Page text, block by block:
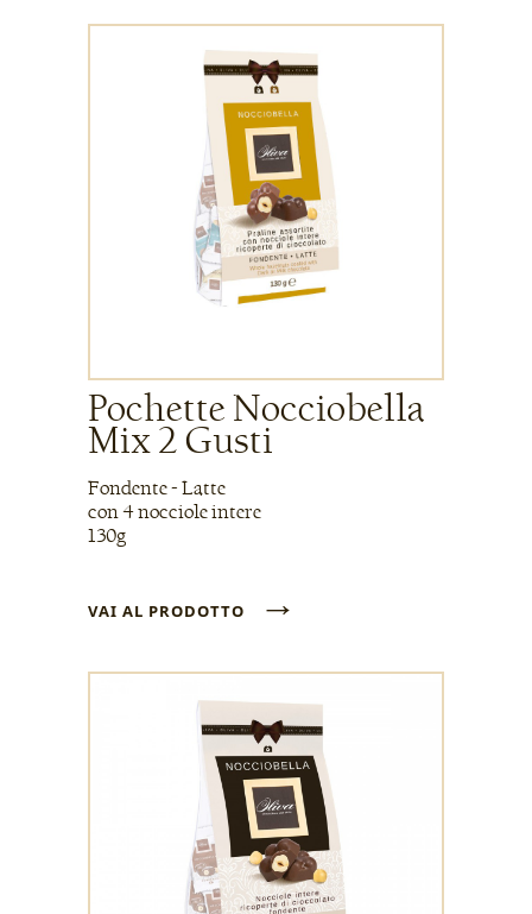
Pochette Nocciobella
Mix 2 Gusti
Fondente - Latte
con 4 nocciole intere
130g
VAI AL PRODOTTO →